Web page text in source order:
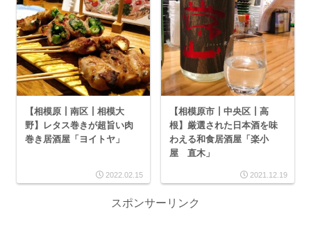
【相模原┃南区┃相模大
野】レタス巻きが超旨い肉
巻き居酒屋「ヨイトヤ」
2022.02.15
【相模原市┃中央区┃高
根】厳選された日本酒を味
わえる和食居酒屋「楽小
屋 直木」
2021.12.19
スポンサーリンク